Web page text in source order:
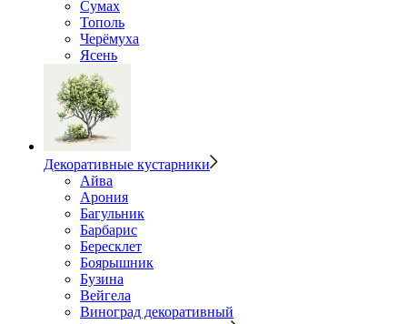
Сумах
Тополь
Черёмуха
Ясень
Декоративные кустарники
Айва
Арония
Багульник
Барбарис
Бересклет
Боярышник
Бузина
Вейгела
Виноград декоративный